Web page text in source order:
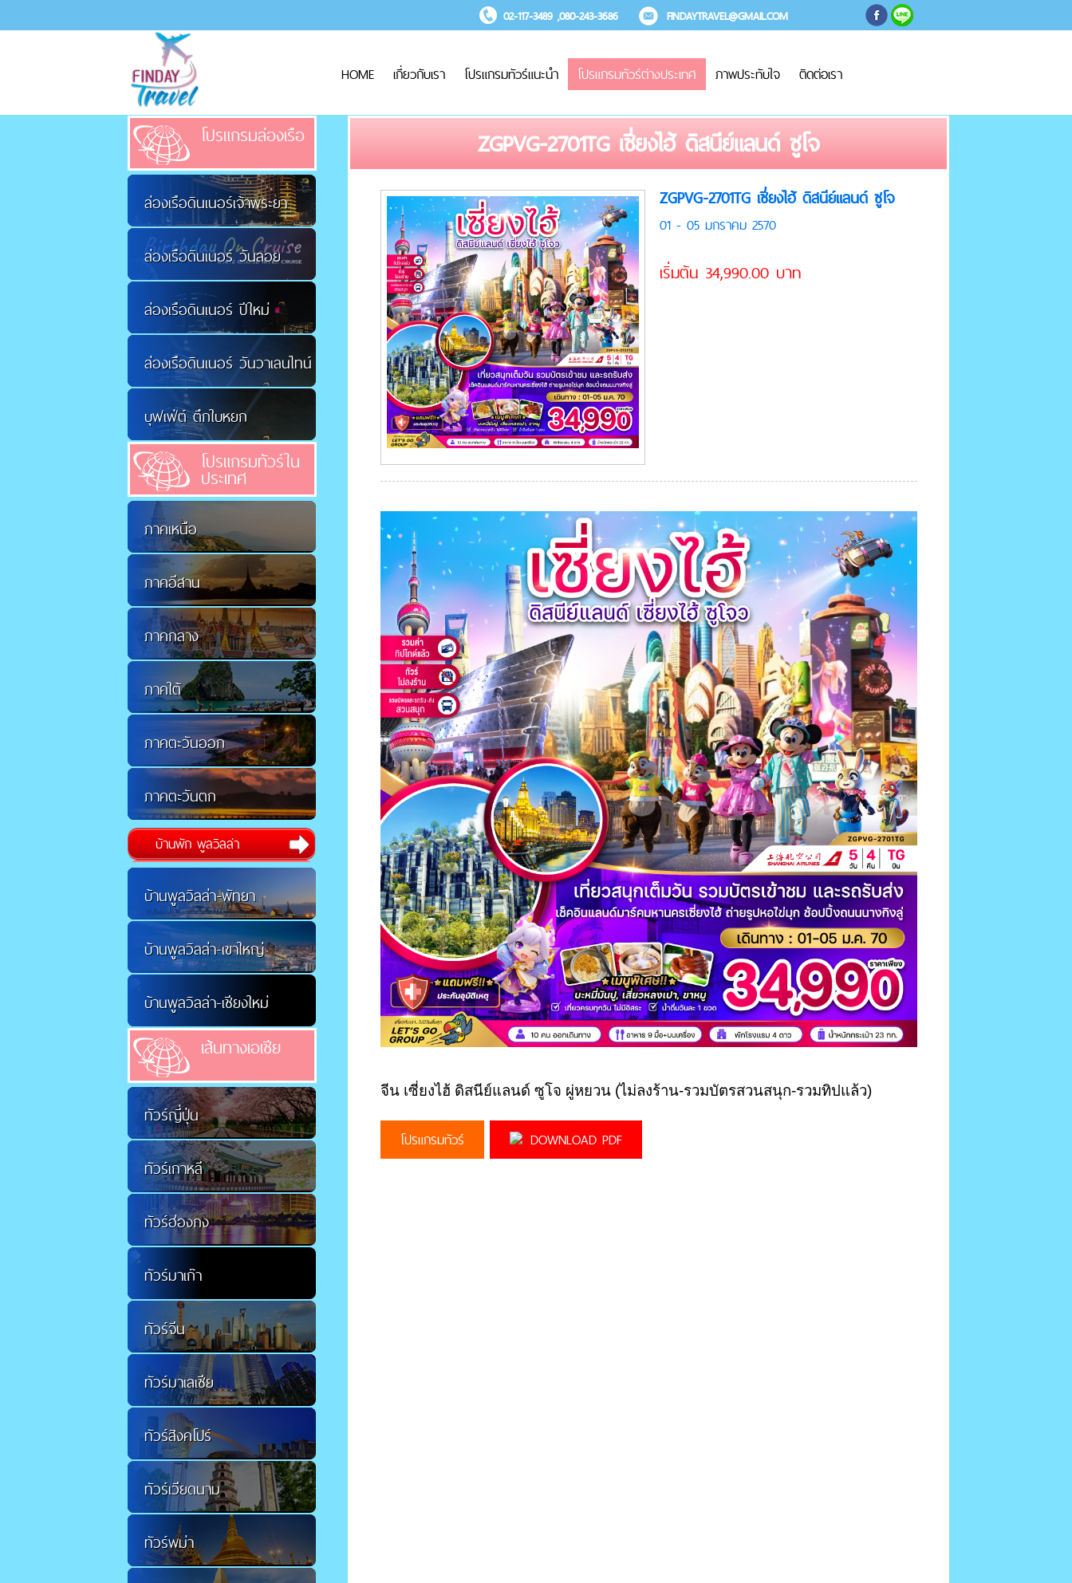
02-117-3489 ,080-243-3686 FINDAYTRAVEL@GMAIL.COM
HOME เกี่ยวกับเรา โปรแกรมทัวร์แนะนำ โปรแกรมทัวร์ต่างประเทศ ภาพประทับใจ ติดต่อเรา
โปรแกรมล่องเรือ
ล่องเรือดินเนอร์เจ้าพระยา
ล่องเรือดินเนอร์ วันลอย
กระทง
ล่องเรือดินเนอร์ ปีใหม่
ล่องเรือดินเนอร์ วันวาเลนไทน์
บุฟเฟ่ต์ ตึกใบหยก
โปรแกรมทัวร์ใน
ประเทศ
ภาคเหนือ
ภาคอีสาน
ภาคกลาง
ภาคใต้
ภาคตะวันออก
ภาคตะวันตก
บ้านพัก พูลวิลล่า
บ้านพูลวิลล่า-พัทยา
บ้านพูลวิลล่า-เขาใหญ่
บ้านพูลวิลล่า-เชียงใหม่
เส้นทางเอเชีย
ทัวร์ญี่ปุ่น
ทัวร์เกาหลี
ทัวร์ฮ่องกง
ทัวร์มาเก๊า
ทัวร์จีน
ทัวร์มาเลเซีย
ทัวร์สิงคโปร์
ทัวร์เวียดนาม
ทัวร์พม่า
ZGPVG-2701TG เซี่ยงไฮ้ ดิสนีย์แลนด์ ซูโจ
ZGPVG-2701TG เซี่ยงไฮ้ ดิสนีย์แลนด์ ซูโจ
01 - 05 มกราคม 2570
เริ่มต้น 34,990.00 บาท
จีน เซี่ยงไฮ้ ดิสนีย์แลนด์ ซูโจ ผู่หยวน (ไม่ลงร้าน-รวมบัตรสวนสนุก-รวมทิปแล้ว)
โปรแกรมทัวร์ DOWNLOAD PDF